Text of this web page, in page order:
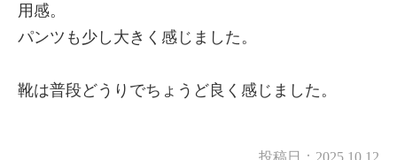
用感。
パンツも少し大きく感じました。
靴は普段どうりでちょうど良く感じました。
投稿日： 2025.10.12